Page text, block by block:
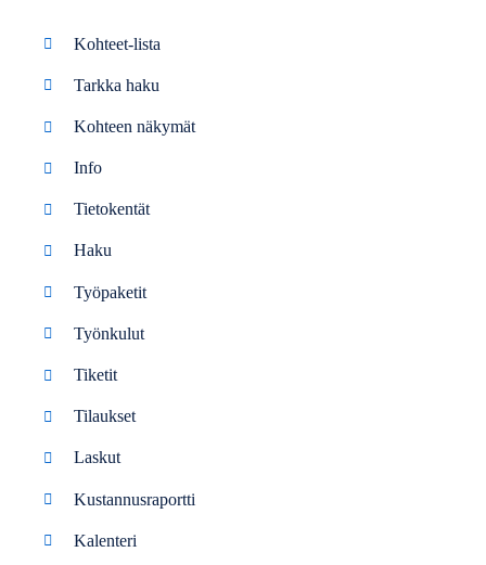
Kohteet-lista
Tarkka haku
Kohteen näkymät
Info
Tietokentät
Haku
Työpaketit
Työnkulut
Tiketit
Tilaukset
Laskut
Kustannusraportti
Kalenteri